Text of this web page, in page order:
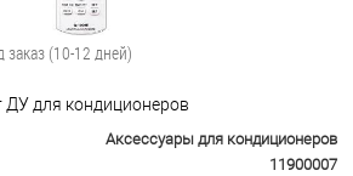
заказ (10-12 дней)
для кондиционеров
Аксессуары для кондиционеров
11900007